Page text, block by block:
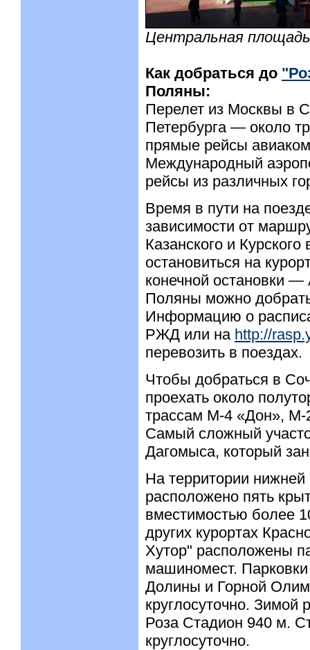
Центральная
Как добраться до
Поляны:
Перелет из Москвы в
Петербурга — около
прямые рейсы
Международный
рейсы из различных
Время в пути на
зависимости от
Казанского и
остановиться на
конечной остановки
Поляны можно
Информацию о
РЖД или на http://
перевозить в поездах.
Чтобы добраться в
проехать около
трассам М-4 «Дон», М-
Самый сложный
Дагомыса, который
На территории
расположено пять
вместимостью более
других курортах
Хутор" расположены
машиномест.
Долины и Горной
круглосуточно. Зимой
Роза Стадион 940 м.
круглосуточно.